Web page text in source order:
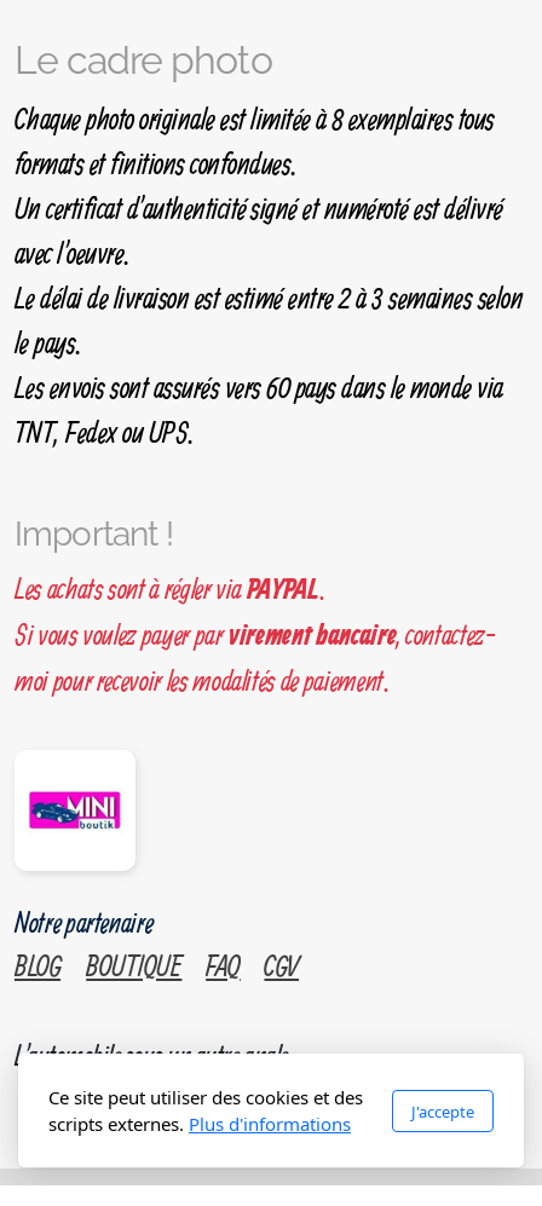
Le cadre photo
Chaque photo originale est limitée à 8 exemplaires tous
formats et finitions confondues.
Un certificat d'authenticité signé et numéroté est délivré
avec l'oeuvre.
Le délai de livraison est estimé entre 2 à 3 semaines selon
le pays.
Les envois sont assurés vers 60 pays dans le monde via
TNT, Fedex ou UPS.
Important !
Les achats sont à régler viaPAYPAL.
Si vous voulez payer parvirement bancaire, contactez-
moi pour recevoir les modalités de paiement.
Notre partenaire
BLOG
BOUTIQUE FAQ CGV
L'automobile sous un autre angle.
Ce site peut utiliser des cookies et des
scripts externes. Plus d'informations
J'accepte